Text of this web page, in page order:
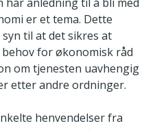
er et tema. Dette
til at det sikres at
for økonomisk råd
om tjenesten uavhengig
etter andre ordninger.
henvendelser fra